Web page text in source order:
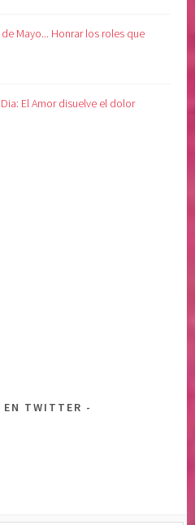
Mayo... Honrar los roles que
El Amor disuelve el dolor
EN TWITTER